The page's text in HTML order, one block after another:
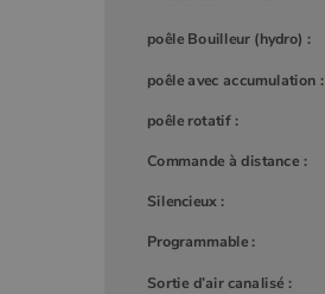
poêle Bouilleur (hydro) :
poêle avec accumulation :
poêle rotatif :
Commande à distance :
Silencieux :
Programmable :
Sortie d’air canalisé :